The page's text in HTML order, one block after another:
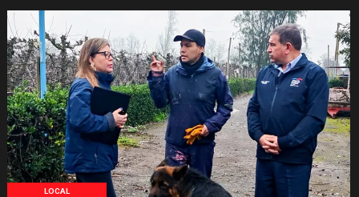
LOCAL